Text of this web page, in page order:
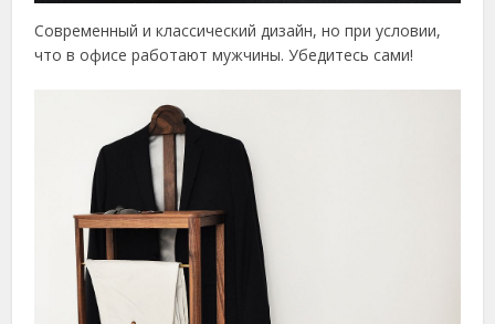
Современный и классический дизайн, но при условии,
что в офисе работают мужчины. Убедитесь сами!